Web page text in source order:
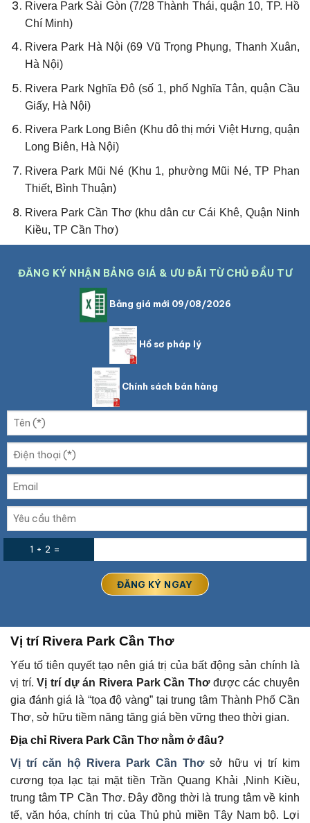
Rivera Park Sài Gòn (7/28 Thành Thái, quận 10, TP. Hồ
Chí Minh)
Rivera Park Hà Nội (69 Vũ Trọng Phụng, Thanh Xuân,
Hà Nội)
Rivera Park Nghĩa Đô (số 1, phố Nghĩa Tân, quận Cầu
Giấy, Hà Nội)
Rivera Park Long Biên (Khu đô thị mới Việt Hưng, quận
Long Biên, Hà Nội)
Rivera Park Mũi Né (Khu 1, phường Mũi Né, TP Phan
Thiết, Bình Thuận)
Rivera Park Cần Thơ (khu dân cư Cái Khê, Quận Ninh
Kiều, TP Cần Thơ)
ĐĂNG KÝ NHẬN BẢNG GIÁ & ƯU ĐÃI TỪ CHỦ ĐẦU TƯ
Bảng giá mới 09/08/2026
Hồ sơ pháp lý
Chính sách bán hàng
1 + 2 =
Vị trí Rivera Park Cần Thơ
Yếu tố tiên quyết tạo nên giá trị của bất động sản chính là
vị trí.Vị trí dự án Rivera Park Cần Thơđược các chuyên
gia đánh giá là “tọa độ vàng” tại trung tâm Thành Phố Cần
Thơ, sở hữu tiềm năng tăng giá bền vững theo thời gian.
Địa chỉ Rivera Park Cần Thơ nằm ở đâu?
Vị trí căn hộ
Rivera Park Cần Thơsở hữu vị trí kim
cương tọa lạc tại mặt tiền Trần Quang Khải ,Ninh Kiều,
trung tâm TP Cần Thơ. Đây đồng thời là trung tâm về kinh
tế, văn hóa, chính trị của Thủ phủ miền Tây Nam bộ. Lợi